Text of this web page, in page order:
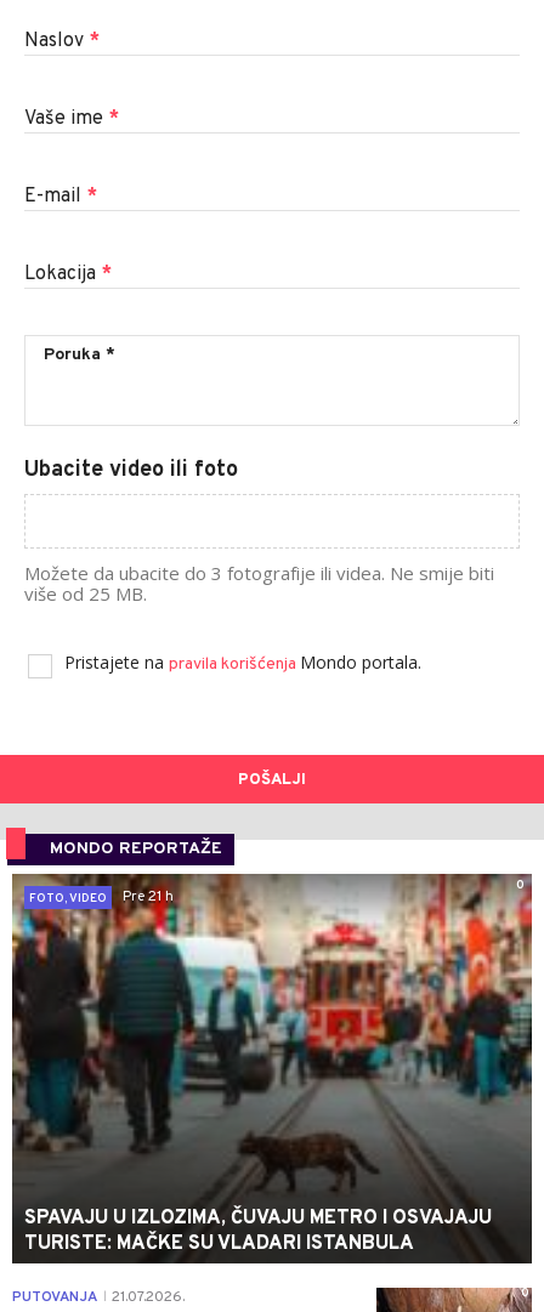
Naslov *
Vaše ime *
E-mail *
Lokacija *
Ubacite video ili foto
Možete da ubacite do 3 fotografije ili videa. Ne smije biti
više od 25 MB.
Pristajete na pravila korišćenja Mondo portala.
POŠALJI
MONDO REPORTAŽE
0
FOTO, VIDEO
Pre 21 h
SPAVAJU U IZLOZIMA, ČUVAJU METRO I OSVAJAJU
TURISTE: MAČKE SU VLADARI ISTANBULA
0
PUTOVANJA 21.07.2026.